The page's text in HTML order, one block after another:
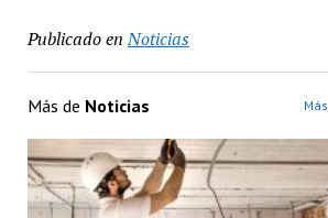
Publicado en Noticias
Más de Noticias